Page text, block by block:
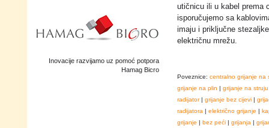
Inovacije razvijamo uz pomoć potpora
Hamag Bicro
utičnicu ili u kabel prema
isporučujemo sa
imaju i priključne
električnu mrežu.
Poveznice: centralno grijanje na
grijanje na plin | grijanje na struju
radijator| grijanje bez cijevi |
radijatora | električno grijanje |
grijanje | bez peći | grijanja |